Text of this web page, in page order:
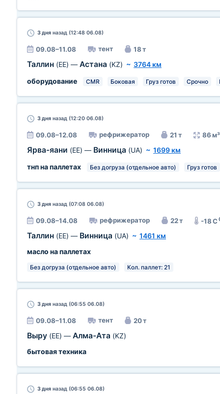
3 дня назад (12:48 06.08)
09.08–11.08 тент 18 т
Таллин (EE) — Астана (KZ) ~ 3764 км
оборудование
CMR Боковая Груз готов Срочно
3 дня назад (12:20 06.08)
09.08–12.08 рефрижератор 21 т 86 м³
Ярва-яани (EE) — Винница (UA) ~ 1699 км
тнп на паллетах
Без догруза (отдельное авто) Груз готов
3 дня назад (07:08 06.08)
09.08–14.08 рефрижератор 22 т -18 C
Таллин (EE) — Винница (UA) ~ 1461 км
масло на паллетах
Без догруза (отдельное авто) Кол. паллет: 21
3 дня назад (06:55 06.08)
09.08–11.08 тент 20 т
Выру (EE) — Алма-Ата (KZ)
бытовая техника
3 дня назад (06:55 06.08)